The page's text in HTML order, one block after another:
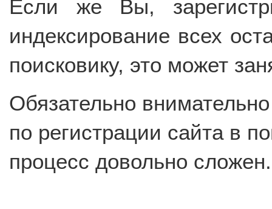
Если же Вы,
индексирование всех
поисковику, это может
Обязательно
по регистрации сайта в
процесс довольно сложен.